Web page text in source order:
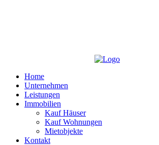
Home
Unternehmen
Leistungen
Immobilien
Kauf Häuser
Kauf Wohnungen
Mietobjekte
Kontakt